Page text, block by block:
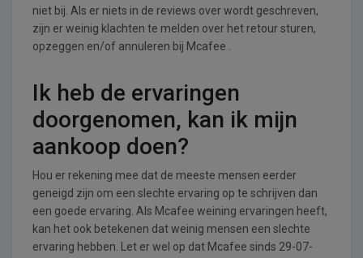
niet bij. Als er niets in de reviews over wordt geschreven,
zijn er weinig klachten te melden over het retour sturen,
opzeggen en/of annuleren bij Mcafee .
Ik heb de ervaringen
doorgenomen, kan ik mijn
aankoop doen?
Hou er rekening mee dat de meeste mensen eerder
geneigd zijn om een slechte ervaring op te schrijven dan
een goede ervaring. Als Mcafee weining ervaringen heeft,
kan het ook betekenen dat weinig mensen een slechte
ervaring hebben. Let er wel op dat Mcafee sinds 29-07-